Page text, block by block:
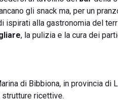
gli snack ma, per un
ispirati alla gastronomia del
, la pulizia e la cura dei
di Bibbiona, in provincia di
ricettive.